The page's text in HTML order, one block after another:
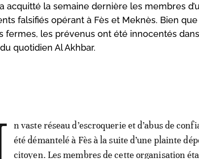
acquitté la semaine dernière les membres
falsifiés opérant à Fès et Meknès. Bien que
fermes, les prévenus ont été innocentés
quotidien Al Akhbar.
n vaste réseau d’escroquerie et d’abus de
été démantelé à Fès à la suite d’une plainte
citoyen. Les membres de cette organisation